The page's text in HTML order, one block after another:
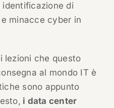
identificazione di
minacce cyber in
lezioni che questo
al mondo IT è
sono appunto
i data center